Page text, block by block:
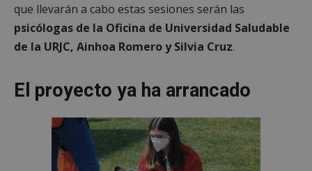
que llevarán a cabo estas sesiones serán las
psicólogas de la Oficina de Universidad Saludable
de la URJC, Ainhoa Romero y Silvia Cruz.
El proyecto ya ha arrancado